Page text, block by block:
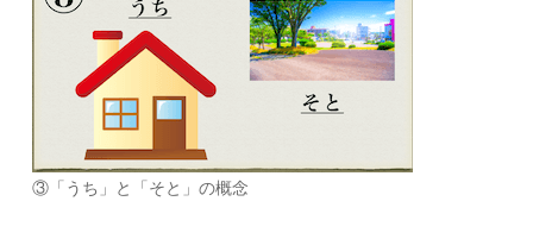
③「うち」と「そと」の概念